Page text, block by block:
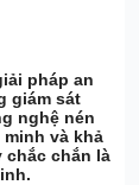
pháp an
giám sát
nghệ nén
và khả
chắc chắn là